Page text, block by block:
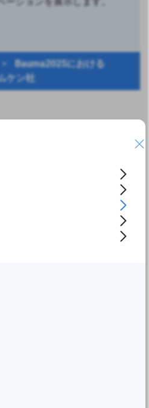
>
Bauma2025における
ケン社
建設・建築資材・鉱山・建設機
イツ・ミュンヘンで開催され
BEKAは
ホールB5、スタンド
ける最新のイノベーションを
同アプローチ
、エンジニアリングベアリング
ン製品の世界的リーダーである
出展します。この協力的なアプ
メンテナンスと運用上の課題に
ンを探求するユニークな機会を